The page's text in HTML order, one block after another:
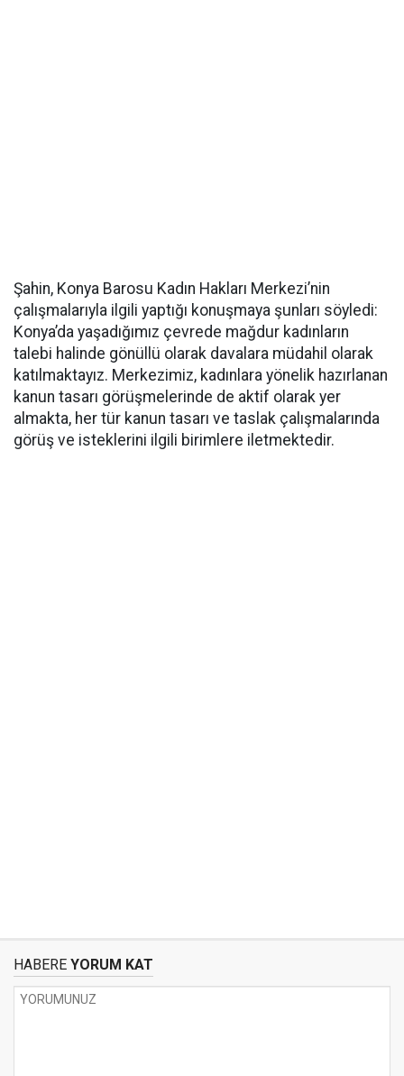
Şahin, Konya Barosu Kadın Hakları Merkezi’nin
çalışmalarıyla ilgili yaptığı konuşmaya şunları söyledi:
Konya’da yaşadığımız çevrede mağdur kadınların
talebi halinde gönüllü olarak davalara müdahil olarak
katılmaktayız. Merkezimiz, kadınlara yönelik hazırlanan
kanun tasarı görüşmelerinde de aktif olarak yer
almakta, her tür kanun tasarı ve taslak çalışmalarında
görüş ve isteklerini ilgili birimlere iletmektedir.
HABERE YORUM KAT